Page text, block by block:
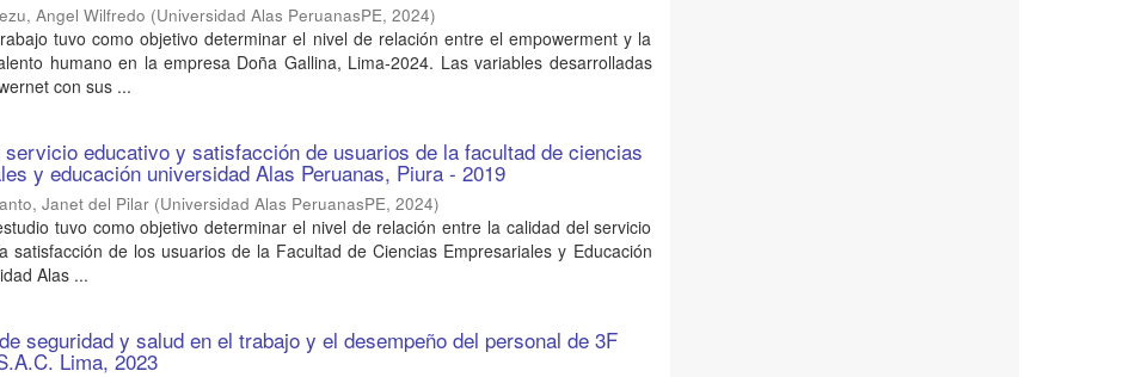
Angel Wilfredo (Universidad Alas PeruanasPE,2024)
tuvo como objetivo determinar el nivel de relación entre el empowerment y la
humano en la empresa Doña Gallina, Lima-2024. Las variables desarrolladas
con sus ...
servicio educativo y satisfacción de usuarios de la facultad de ciencias
y educación universidad Alas Peruanas, Piura - 2019
Janet del Pilar (Universidad Alas PeruanasPE,2024)
tuvo como objetivo determinar el nivel de relación entre la calidad del servicio
satisfacción de los usuarios de la Facultad de Ciencias Empresariales y Educación
Alas ...
seguridad y salud en el trabajo y el desempeño del personal de 3F
Lima, 2023